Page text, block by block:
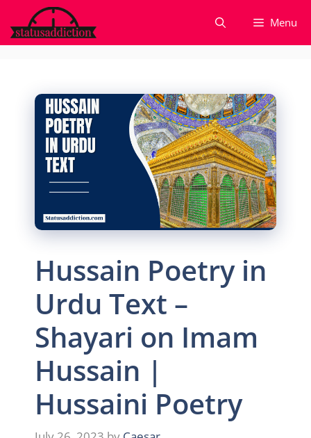
to
content
Menu
Hussain Poetry in
Urdu Text –
Shayari on Imam
Hussain |
Hussaini Poetry